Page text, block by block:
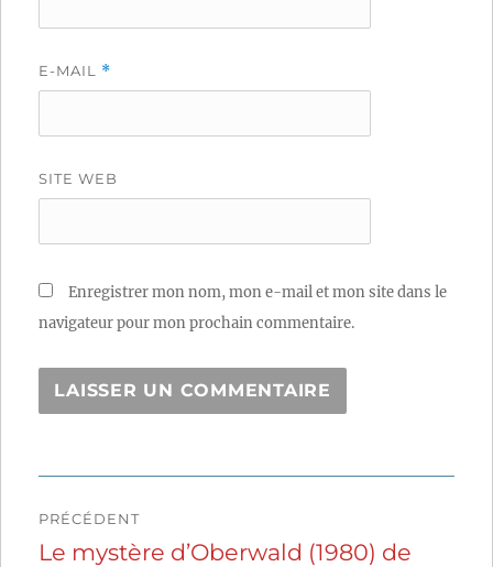
E-MAIL *
SITE WEB
Enregistrer mon nom, mon e-mail et mon site dans le
navigateur pour mon prochain commentaire.
de
PRÉCÉDENT
Publication
Le mystère d’Oberwald (1980) de